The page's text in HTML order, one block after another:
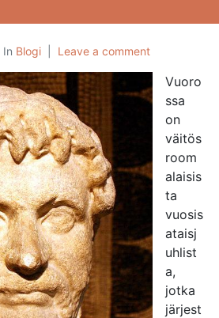
In Blogi Leave a comment
Vuoro
ssa
on
väitös
room
alaisis
ta
vuosis
ataisj
uhlist
a,
jotka
järjest